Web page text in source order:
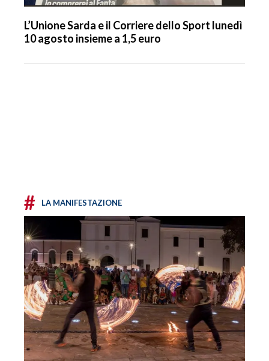
L’Unione Sarda e il Corriere dello Sport lunedì
10 agosto insieme a 1,5 euro
# LA MANIFESTAZIONE